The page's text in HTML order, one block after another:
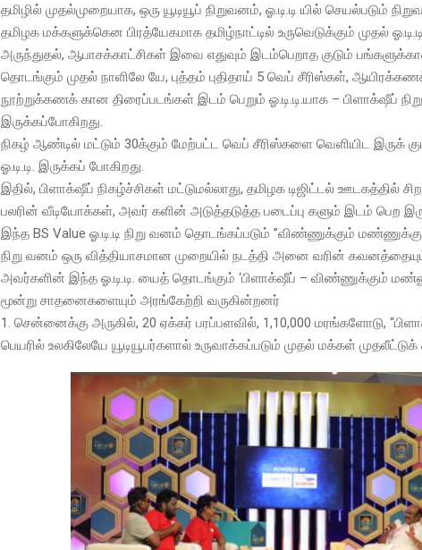
தமிழில் முதல்முறையாக, ஒரு யூடியூப் நிறுவனம், ஓ.டி.டி யில் செயல்படும்
தமிழக மக்களுக்கென பிரத்யேகமாக தமிழ்நாட்டில் உருவெடுக்கும் முதல்
அருந்துதல், ஆபாசக்காட்சிகள் இவை எதுவும் இடம்பெறாத குடும்
தொடங்கும் முதல் நாளிலே யே, புத்தம் புதிதாய் 5 வெப் சீரிஸ்கள்,
நூற்றுக்கணக் கான திரைப்படங்கள் இடம் பெறும் ஓ.டி.டி.யாக – பிளாக்‌ஷீப்
இருக்கப்போகிறது.
நிகழ் ஆண்டில் மட்டும் 30க்கும் மேற்பட்ட வெப் சீரிஸ்களை வெளியிட இருக்
ஓ.டி.டி. இருக்கப் போகிறது.
இதில், பிளாக்‌ஷீப் நிகழ்ச்சிகள் மட்டுமல்லாது, தமிழக டிஜிட்டல் ஊடகத்தில்
பலரின் வீடியோக்கள், அவர் களின் அடுத்தடுத்த படைப்பு களும் இடம் பெற
இந்த BS Value ஓ.டி.டி நிறு வனம் தொடங்கப்படும் ”விண்ணுக்கும்
நிறு வனம் ஒரு வித்தியாசமான முறையில் நடத்தி அனை வரின்
அவர்களின் இந்த ஓ.டி.டி. யைத் தொடங்கும் ‘பிளாக்‌ஷீப் – விண்ணுக்கும்
மூன்று சாதனைகளையும் அரங்கேற்றி வருகின்றனர்
1. சென்னைக்கு அருகில், 20 ஏக்கர் பரப்பளவில், 1,10,000 மரங்களோடு,
பெயரில் உலகிலேயே யூடியூபர்களால் உருவாக்கப்படும் முதல் மக்கள் முதலீட்டுக்